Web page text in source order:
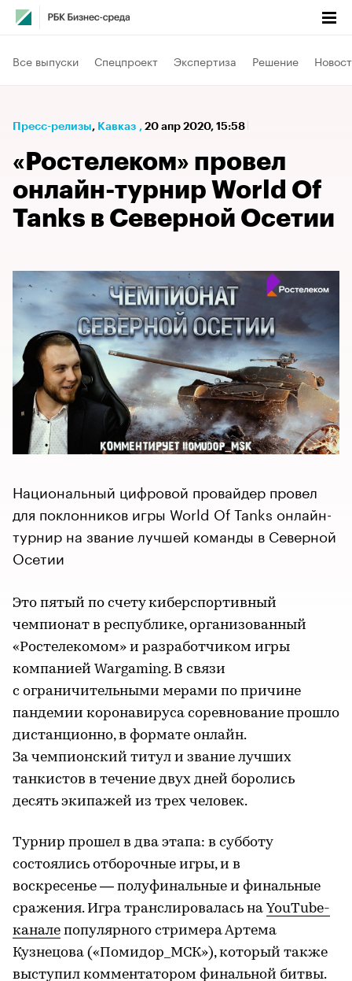
Все выпуски Спецпроект Экспертиза Решение
Пресс-релизы⁠, Кавказ , 20 апр 2020, 15:58
«Ростелеком» провел
онлайн-турнир World Of
Tanks в Северной Осетии
Национальный цифровой провайдер провел
для поклонников игры World Of Tanks онлайн-
турнир на звание лучшей команды в Северной
Осетии
Это пятый по счету киберспортивный
чемпионат в республике, организованный
«Ростелекомом» и разработчиком игры
компанией Wargaming. В связи
с ограничительными мерами по причине
пандемии коронавируса соревнование прошло
дистанционно, в формате онлайн.
За чемпионский титул и звание лучших
танкистов в течение двух дней боролись
десять экипажей из трех человек.
Турнир прошел в два этапа: в субботу
состоялись отборочные игры, и в
воскресенье — полуфинальные и финальные
сражения. Игра транслировалась на YouTube-
канале популярного стримера Артема
Кузнецова («Помидор_МСК»), который также
выступил комментатором финальной битвы.